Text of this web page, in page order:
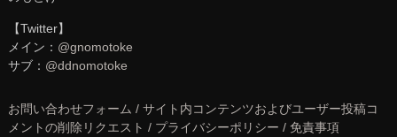
【Twitter】
メイン： @gnomotoke
サブ： @ddnomotoke
お問い合わせフォーム / サイト内コンテンツおよびユーザー投稿コ
メントの削除リクエスト / プライバシーポリシー / 免責事項